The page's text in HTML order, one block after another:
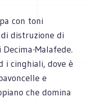
con toni
distruzione di
Malafede.
i cinghiali, dove è
e
che domina